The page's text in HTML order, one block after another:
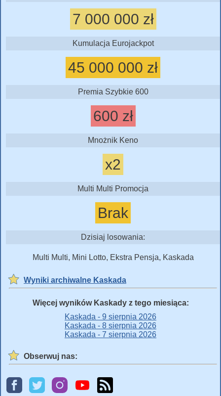
7 000 000 zł
Kumulacja Eurojackpot
45 000 000 zł
Premia Szybkie 600
600 zł
Mnożnik Keno
x2
Multi Multi Promocja
Brak
Dzisiaj losowania:
Multi Multi, Mini Lotto, Ekstra Pensja, Kaskada
Wyniki archiwalne Kaskada
Więcej wyników Kaskady z tego miesiąca:
Kaskada - 9 sierpnia 2026
Kaskada - 8 sierpnia 2026
Kaskada - 7 sierpnia 2026
Obserwuj nas: